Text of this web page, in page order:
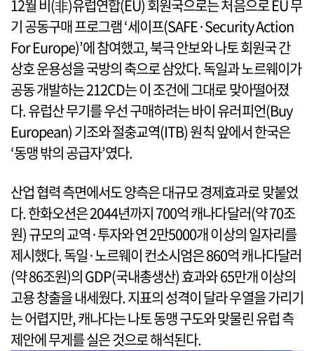
12월 비(非)유럽연합(EU) 회원국으로는 처음으로 EU 무
기 공동구매 프로그램 ‘세이프(SAFE·Security Action
For Europe)’에 참여했고, 북극 안보와 나토 회원국 간
상호 운용성을 국방의 축으로 삼았다. 독일과 노르웨이가
공동 개발하는 212CD는 이 조건에 그대로 맞아떨어졌
다. 유럽산 무기를 우선 구매하려는 바이 유러피언(Buy
European) 기조와 절충교역(ITB) 원칙 앞에서 한국은
‘동맹 밖의 공급자’였다.
산업 협력 측면에서도 양측은 대규모 경제효과로 맞붙었
다. 한화오션은 2044년까지 700억 캐나다달러(약 70조
원) 규모의 교역·투자와 연 2만5000개 이상의 일자리를
제시했다. 독일·노르웨이 컨소시엄은 860억 캐나다달러
(약 86조원)의 GDP(국내총생산) 효과와 65만개 이상의
고용 창출을 내세웠다. 지표의 성격이 달라 우열을 가리기
는 어렵지만, 캐나다는 나토 동맹 구도와 맞물린 유럽 측
제안에 무게를 실은 것으로 해석된다.